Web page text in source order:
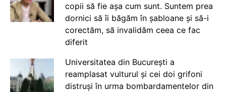
copii să fie așa cum sunt. Suntem prea
dornici să îi băgăm în șabloane și să-i
corectăm, să invalidăm ceea ce fac
diferit
Universitatea din București a
reamplasat vulturul și cei doi grifoni
distruși în urma bombardamentelor din